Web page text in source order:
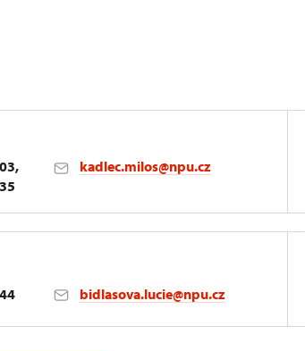
kadlec.milos@npu.cz
bidlasova.lucie@npu.cz